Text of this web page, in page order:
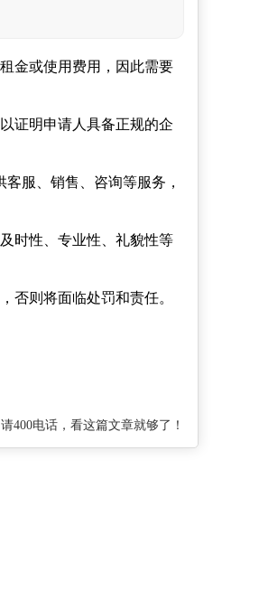
金或使用费用，因此需要
证明申请人具备正规的企
客服、销售、咨询等服务，
时性、专业性、礼貌性等
否则将面临处罚和责任。
400电话，看这篇文章就够了！